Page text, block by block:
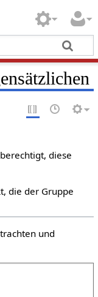
diese
die der Gruppe
und